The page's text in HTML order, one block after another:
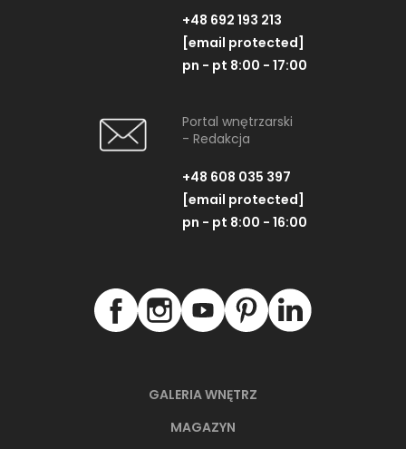
GALERIA WNĘTRZ
MAGAZYN
+48 692 193 213
[email protected]
pn - pt 8:00 - 17:00
Portal wnętrzarski
- Redakcja
+48 608 035 397
[email protected]
pn - pt 8:00 - 16:00